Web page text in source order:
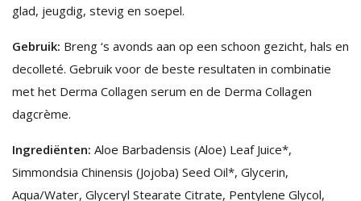
glad, jeugdig, stevig en soepel.
Gebruik: Breng ‘s avonds aan op een schoon gezicht, hals en
decolleté. Gebruik voor de beste resultaten in combinatie
met het Derma Collagen serum en de Derma Collagen
dagcrème.
Ingrediënten: Aloe Barbadensis (Aloe) Leaf Juice*,
Simmondsia Chinensis (Jojoba) Seed Oil*, Glycerin,
Aqua/Water, Glyceryl Stearate Citrate, Pentylene Glycol,